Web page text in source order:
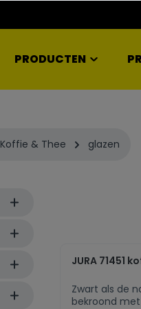
PRODUCTEN
Koffie & Thee glazen
JURA 71451
Zwart als de
bekroond